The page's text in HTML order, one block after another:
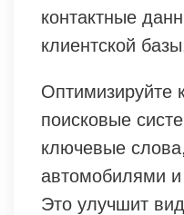
контактные
клиентской
Оптимизируйте
поисковые
ключевые
автомобилями
Это улучшит